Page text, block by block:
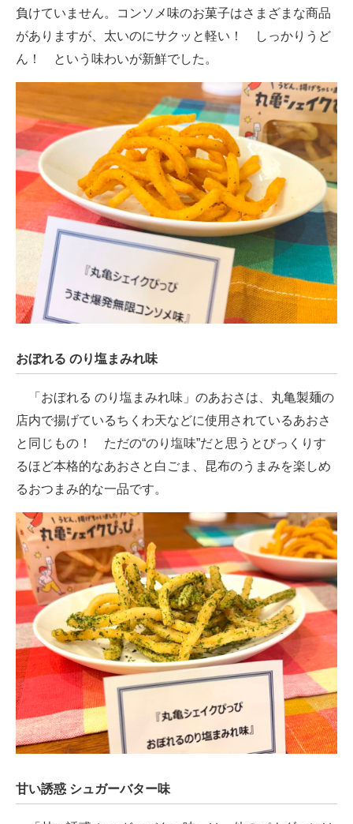
負けていません。コンソメ味のお菓子はさまざまな商品
がありますが、太いのにサクッと軽い！ しっかりうど
ん！ という味わいが新鮮でした。
おぼれる のり塩まみれ味
「おぼれる のり塩まみれ味」のあおさは、丸亀製麺の
店内で揚げているちくわ天などに使用されているあおさ
と同じもの！ ただの“のり塩味”だと思うとびっくりす
るほど本格的なあおさと白ごま、昆布のうまみを楽しめ
るおつまみ的な一品です。
甘い誘惑 シュガーバター味